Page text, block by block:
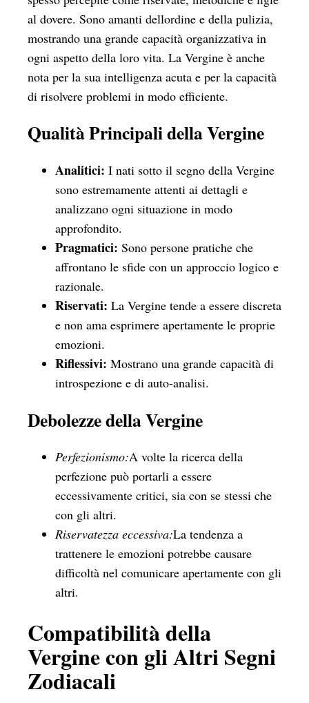
al dovere. Sono amanti dellordine e della pulizia,
mostrando una grande capacità organizzativa in
ogni aspetto della loro vita. La Vergine è anche
nota per la sua intelligenza acuta e per la capacità
di risolvere problemi in modo efficiente.
Qualità Principali della Vergine
Analitici: I nati sotto il segno della Vergine
sono estremamente attenti ai dettagli e
analizzano ogni situazione in modo
approfondito.
Pragmatici: Sono persone pratiche che
affrontano le sfide con un approccio logico e
razionale.
Riservati: La Vergine tende a essere discreta
e non ama esprimere apertamente le proprie
emozioni.
Riflessivi: Mostrano una grande capacità di
introspezione e di auto-analisi.
Debolezze della Vergine
Perfezionismo:A volte la ricerca della
perfezione può portarli a essere
eccessivamente critici, sia con se stessi che
con gli altri.
Riservatezza eccessiva:La tendenza a
trattenere le emozioni potrebbe causare
difficoltà nel comunicare apertamente con gli
altri.
Compatibilità della
Vergine con gli Altri Segni
Zodiacali